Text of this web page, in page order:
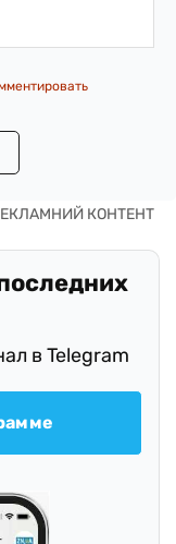
в Telegram